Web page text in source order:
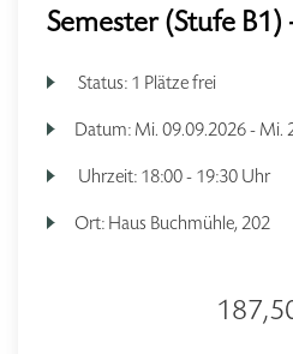
Semester (Stufe
Status: 1 Plätze frei
Datum: Mi. 09.09.2026 - Mi.
Uhrzeit: 18:00 - 19:30 Uhr
Ort: Haus Buchmühle, 202